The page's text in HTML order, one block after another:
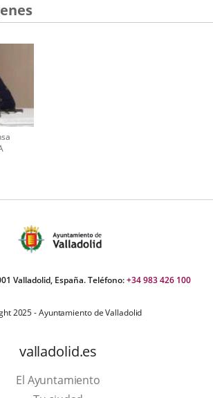
Valladolid, España. Teléfono:+34 983 426 100
2025 - Ayuntamiento de Valladolid
valladolid.es
El Ayuntamiento